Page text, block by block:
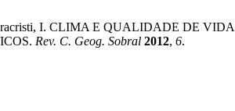
I. CLIMA E QUALIDADE DE
Rev. C. Geog. Sobral 2012, 6.